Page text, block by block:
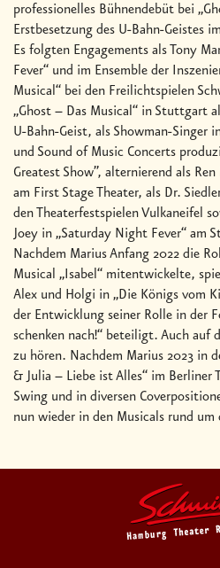
professionelles Bühnendebüt bei
Erstbesetzung des U-Bahn-Geistes
Es folgten Engagements als Tony
Fever“ und im Ensemble der
Musical“ bei den Freilichtspielen
„Ghost – Das Musical“ in Stuttgart
U-Bahn-Geist, als Showman-Singer
und Sound of Music Concerts
Greatest Show”, alternierend als
am First Stage Theater, als Dr.
den Theaterfestspielen Vulkaneifel
Joey in „Saturday Night Fever“ am
Nachdem Marius Anfang 2022 die
Musical „Isabel“ mitentwickelte,
Alex und Holgi in „Die Königs vom
der Entwicklung seiner Rolle in der
schenken nach!“ beteiligt. Auch auf
zu hören. Nachdem Marius 2023 in
& Julia – Liebe ist Alles“ im Berliner
Swing und in diversen
nun wieder in den Musicals rund